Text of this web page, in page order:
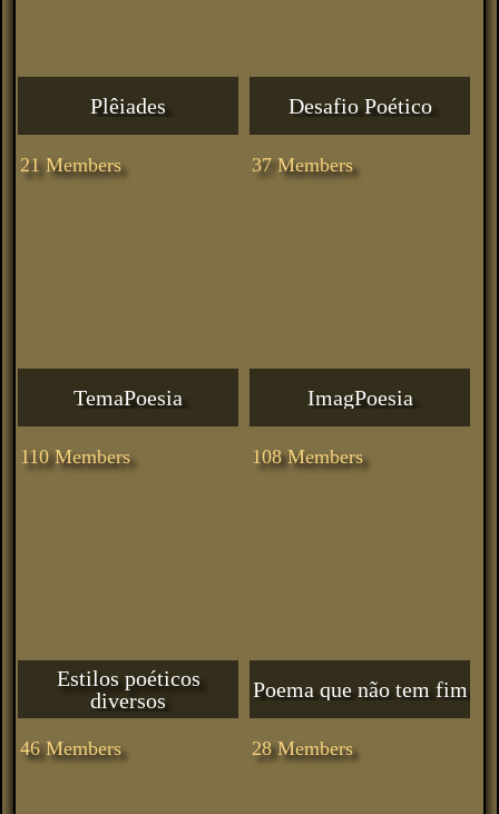
Plêiades
21 Members
Desafio Poético
37 Members
TemaPoesia
110 Members
ImagPoesia
108 Members
Estilos poéticos
diversos
46 Members
Poema que não tem fim
28 Members